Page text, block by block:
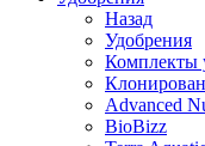
Назад
Удобрения
Комплекты
Advanced
BioBizz